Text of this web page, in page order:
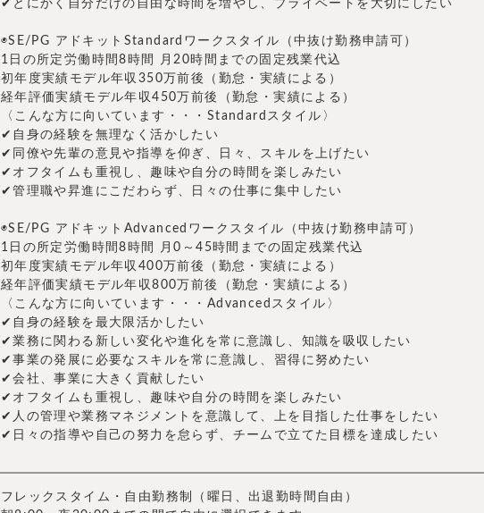
✔︎とにかく自分だけの自由な時間を増やし、プライベートを大切にしたい
◉SE/PG アドキットStandardワークスタイル（中抜け勤務申請可）
1日の所定労働時間8時間 月20時間までの固定残業代込
初年度実績モデル年収350万前後（勤怠・実績による）
経年評価実績モデル年収450万前後（勤怠・実績による）
〈こんな方に向いています・・・Standardスタイル〉
✔︎自身の経験を無理なく活かしたい
✔︎同僚や先輩の意見や指導を仰ぎ、日々、スキルを上げたい
✔︎オフタイムも重視し、趣味や自分の時間を楽しみたい
✔︎管理職や昇進にこだわらず、日々の仕事に集中したい
◉SE/PG アドキットAdvancedワークスタイル（中抜け勤務申請可）
1日の所定労働時間8時間 月0～45時間までの固定残業代込
初年度実績モデル年収400万前後（勤怠・実績による）
経年評価実績モデル年収800万前後（勤怠・実績による）
〈こんな方に向いています・・・Advancedスタイル〉
✔︎自身の経験を最大限活かしたい
✔︎業務に関わる新しい変化や進化を常に意識し、知識を吸収したい
✔︎事業の発展に必要なスキルを常に意識し、習得に努めたい
✔︎会社、事業に大きく貢献したい
✔︎オフタイムも重視し、趣味や自分の時間を楽しみたい
✔︎人の管理や業務マネジメントを意識して、上を目指した仕事をしたい
✔︎日々の指導や自己の努力を怠らず、チームで立てた目標を達成したい
フレックスタイム・自由勤務制（曜日、出退勤時間自由）